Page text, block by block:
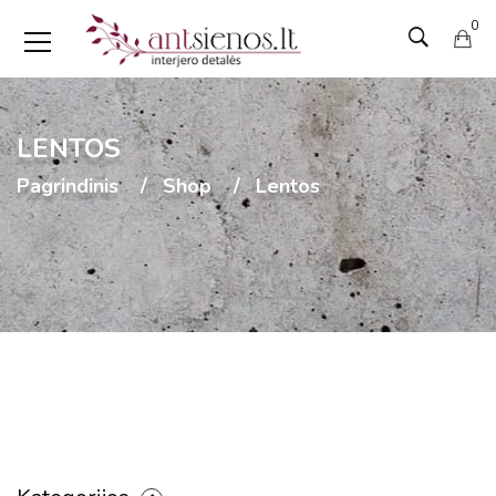
0
LENTOS
Pagrindinis Shop Lentos